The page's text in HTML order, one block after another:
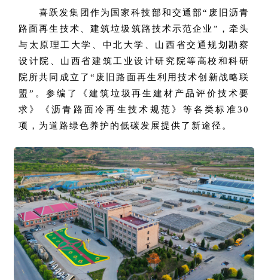
喜跃发集团作为国家科技部和交通部“废旧沥青
路面再生技术、建筑垃圾筑路技术示范企业”，牵头
与太原理工大学、中北大学、山西省交通规划勘察
设计院、山西省建筑工业设计研究院等高校和科研
院所共同成立了“废旧路面再生利用技术创新战略联
盟”。参编了《建筑垃圾再生建材产品评价技术要
求》《沥青路面冷再生技术规范》等各类标准30
项，为道路绿色养护的低碳发展提供了新途径。